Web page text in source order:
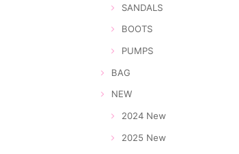
SANDALS
BOOTS
PUMPS
BAG
NEW
2024 New
2025 New